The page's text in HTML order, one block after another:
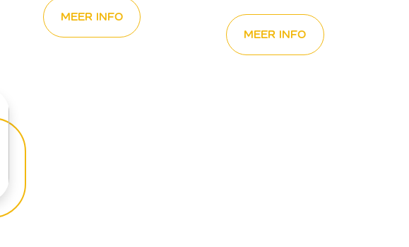
MEER INFO
MEER INFO